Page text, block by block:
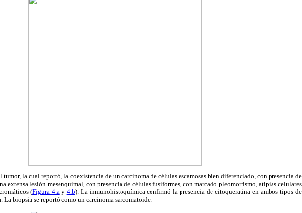
tumor, la cual reportó, la coexistencia de un carcinoma de células escamosas bien diferenciado, con presencia de
extensa lesión mesenquimal, con presencia de células fusiformes, con marcado pleomorfismo, atipias celulares
(Figura 4.ay 4.b). La inmunohistoquímica confirmó la presencia de citoqueratina en ambos tipos de
La biopsia se reportó como un carcinoma sarcomatoide.